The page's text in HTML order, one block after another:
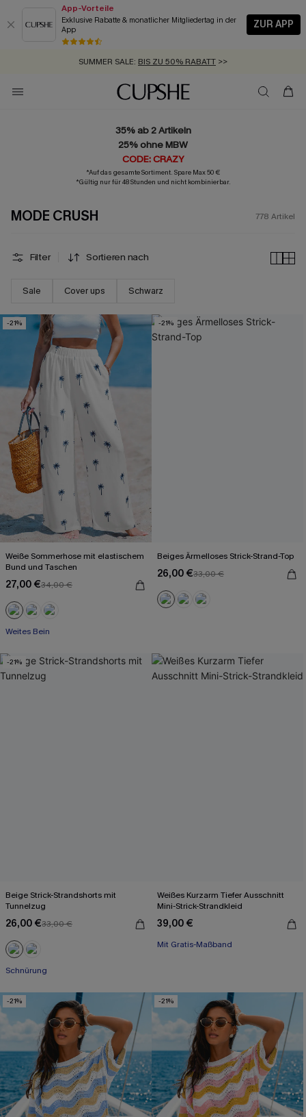
App-Vorteile
Exklusive Rabatte & monatlicher Mitgliedertag in der
App
ZUR APP
GRATIS MASSBAND MIT JEDEM SCHNELLVERSAND-ARTIKEL >>
SUMMER SALE:
ZUM NEWSLETTER:BIS ZU -20% EXTRA ERHALTEN
KOSTENLOSER VERSAND AB 89 €
35% ab 2 Artikeln
25% ohne MBW
CODE: CRAZY
*Auf das gesamte Sortiment. Spare Max 50 €
*Gültig nur für 48 Stunden und nicht kombinierbar.
MODE CRUSH 778 Artikel
Filter Sortieren nach
Sale Cover ups Schwarz
-21%
Weiße Sommerhose mit elastischem
Bund und Taschen
27,00 €34,00 €
Weites Bein
-21%
Beiges Ärmelloses Strick-Strand-Top
26,00 €33,00 €
-21%
Beige Strick-Strandshorts mit
Tunnelzug
26,00 €33,00 €
Schnürung
Weißes Kurzarm Tiefer Ausschnitt
Mini-Strick-Strandkleid
39,00 €
Mit Gratis-Maßband
-21% -21%